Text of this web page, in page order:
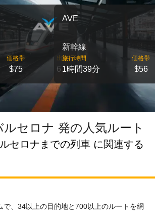
価格帯
$75
出発
6
AVE
新幹線
旅行時間
1時間39分
価格帯
$56
セロナ 発の人気ルート
セロナまでの列車 に関連する
で、34以上の目的地と700以上のルートを網